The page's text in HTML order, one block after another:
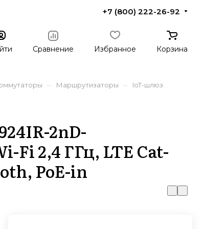
+7 (800) 222-26-92
Сравнение Избранное Корзина
– Маршрутизаторы –
IoT-шлюз
2nD-
Fi 2,4 ГГц, LTE Cat-
PoE-in